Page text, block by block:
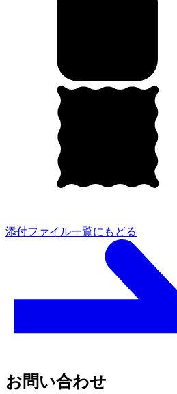
添付ファイル一覧にもどる
お問い合わせ